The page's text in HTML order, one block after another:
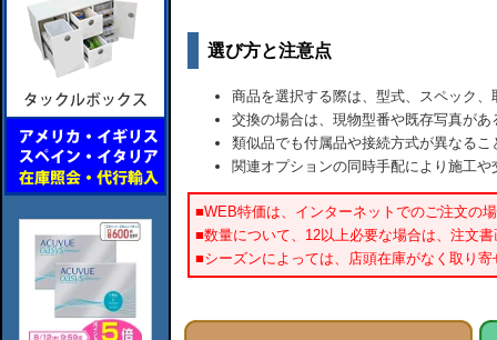
選び方と注意点
商品を選択する際は、型式、スペック
交換の場合は、現物型番や既存写真が
類似品でも付属品や接続方式が異なるこ
関連オプションの同時手配により施工
■WEB特価は、インターネットでのご注文の
■数量について、12以上必要な場合は、注文
■シーズンによっては、店頭在庫がなく取り